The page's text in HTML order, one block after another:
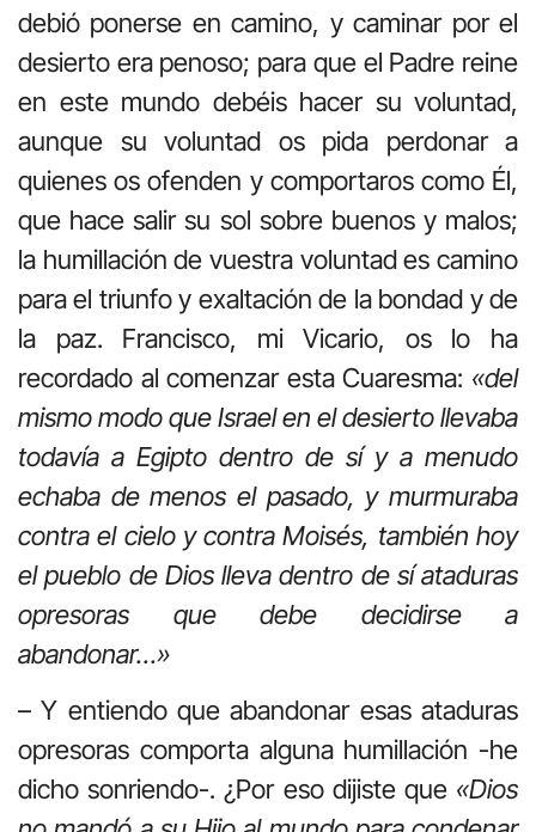
debió ponerse en camino, y caminar por el
desierto era penoso; para que el Padre reine
en este mundo debéis hacer su voluntad,
aunque su voluntad os pida perdonar a
quienes os ofenden y comportaros como Él,
que hace salir su sol sobre buenos y malos;
la humillación de vuestra voluntad es camino
para el triunfo y exaltación de la bondad y de
la paz. Francisco, mi Vicario, os lo ha
recordado al comenzar esta Cuaresma: «del
mismo modo que Israel en el desierto llevaba
todavía a Egipto dentro de sí y a menudo
echaba de menos el pasado, y murmuraba
contra el cielo y contra Moisés, también hoy
el pueblo de Dios lleva dentro de sí ataduras
opresoras que debe decidirse a
abandonar…»
– Y entiendo que abandonar esas ataduras
opresoras comporta alguna humillación -he
dicho sonriendo-. ¿Por eso dijiste que «Dios